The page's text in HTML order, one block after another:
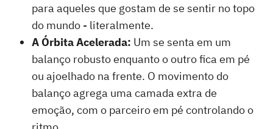
para aqueles que gostam de se sentir no topo
do mundo - literalmente.
A Órbita Acelerada: Um se senta em um
balanço robusto enquanto o outro fica em pé
ou ajoelhado na frente. O movimento do
balanço agrega uma camada extra de
emoção, com o parceiro em pé controlando o